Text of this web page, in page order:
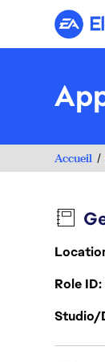
Accueil
Role ID
Studio/